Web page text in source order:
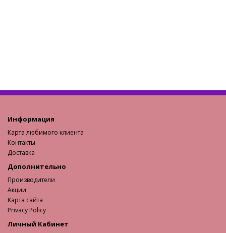
Информация
Карта любимого клиента
Контакты
Доставка
Дополнительно
Производители
Акции
Карта сайта
Privacy Policy
Личный Кабинет